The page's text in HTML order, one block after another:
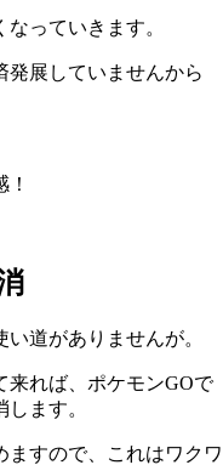
っていきます。
発展していませんから
道がありませんが。
来れば、ポケモンGOで
ます。
ますので、これはワクワ